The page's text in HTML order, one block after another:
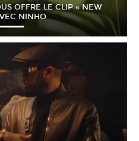
OFFRE LE CLIP « NEW
NINHO